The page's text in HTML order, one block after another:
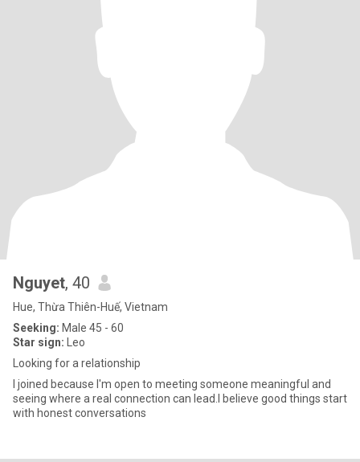
Nguyet, 40
Hue, Thừa Thiên-Huế, Vietnam
Seeking: Male 45 - 60
Star sign: Leo
Looking for a relationship
I joined because I'm open to meeting someone meaningful and
seeing where a real connection can lead.I believe good things start
with honest conversations